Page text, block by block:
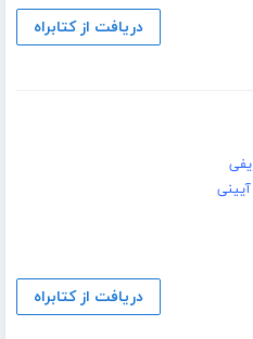
دریافت از کتابراه
دریافت از کتابراه